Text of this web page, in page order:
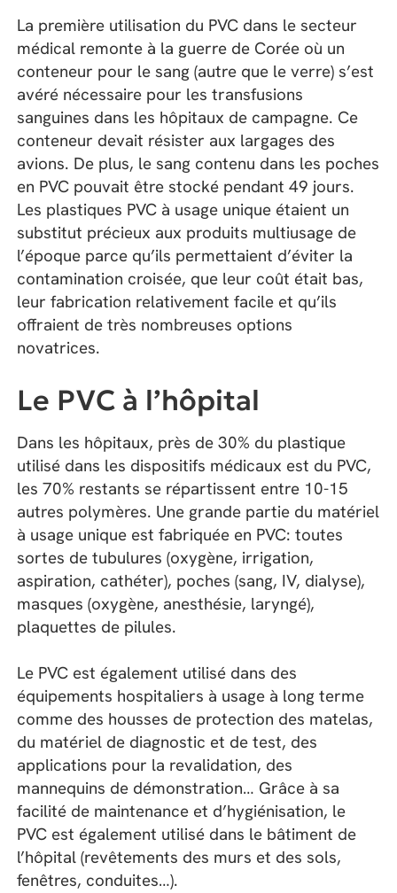
La première utilisation du PVC dans le secteur
médical remonte à la guerre de Corée où un
conteneur pour le sang (autre que le verre) s’est
avéré nécessaire pour les transfusions
sanguines dans les hôpitaux de campagne. Ce
conteneur devait résister aux largages des
avions. De plus, le sang contenu dans les poches
en PVC pouvait être stocké pendant 49 jours.
Les plastiques PVC à usage unique étaient un
substitut précieux aux produits multiusage de
l’époque parce qu’ils permettaient d’éviter la
contamination croisée, que leur coût était bas,
leur fabrication relativement facile et qu’ils
offraient de très nombreuses options
novatrices.
Le PVC à l’hôpital
Dans les hôpitaux, près de 30% du plastique
utilisé dans les dispositifs médicaux est du PVC,
les 70% restants se répartissent entre 10-15
autres polymères. Une grande partie du matériel
à usage unique est fabriquée en PVC: toutes
sortes de tubulures (oxygène, irrigation,
aspiration, cathéter), poches (sang, IV, dialyse),
masques (oxygène, anesthésie, laryngé),
plaquettes de pilules.
Le PVC est également utilisé dans des
équipements hospitaliers à usage à long terme
comme des housses de protection des matelas,
du matériel de diagnostic et de test, des
applications pour la revalidation, des
mannequins de démonstration… Grâce à sa
facilité de maintenance et d’hygiénisation, le
PVC est également utilisé dans le bâtiment de
l’hôpital (revêtements des murs et des sols,
fenêtres, conduites…).